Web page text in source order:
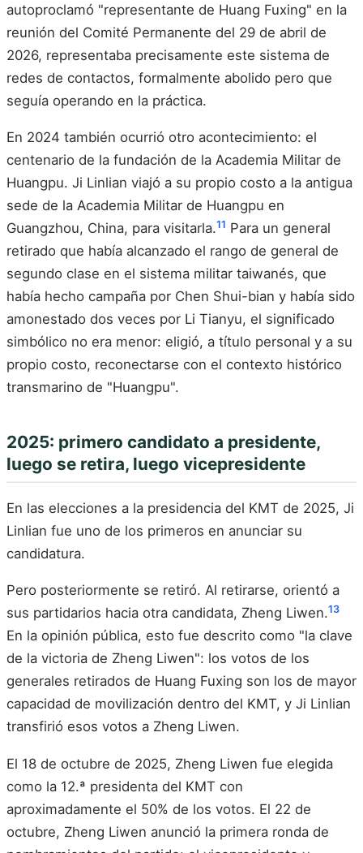
autoproclamó "representante de Huang Fuxing" en la
reunión del Comité Permanente del 29 de abril de
2026, representaba precisamente este sistema de
redes de contactos, formalmente abolido pero que
seguía operando en la práctica.
En 2024 también ocurrió otro acontecimiento: el
centenario de la fundación de la Academia Militar de
Huangpu. Ji Linlian viajó a su propio costo a la antigua
sede de la Academia Militar de Huangpu en
Guangzhou, China, para visitarla.11 Para un general
retirado que había alcanzado el rango de general de
segundo clase en el sistema militar taiwanés, que
había hecho campaña por Chen Shui-bian y había sido
amonestado dos veces por Li Tianyu, el significado
simbólico no era menor: eligió, a título personal y a su
propio costo, reconectarse con el contexto histórico
transmarino de "Huangpu".
2025: primero candidato a presidente,
luego se retira, luego vicepresidente
En las elecciones a la presidencia del KMT de 2025, Ji
Linlian fue uno de los primeros en anunciar su
candidatura.
Pero posteriormente se retiró. Al retirarse, orientó a
sus partidarios hacia otra candidata, Zheng Liwen.13
En la opinión pública, esto fue descrito como "la clave
de la victoria de Zheng Liwen": los votos de los
generales retirados de Huang Fuxing son los de mayor
capacidad de movilización dentro del KMT, y Ji Linlian
transfirió esos votos a Zheng Liwen.
El 18 de octubre de 2025, Zheng Liwen fue elegida
como la 12.ª presidenta del KMT con
aproximadamente el 50% de los votos. El 22 de
octubre, Zheng Liwen anunció la primera ronda de